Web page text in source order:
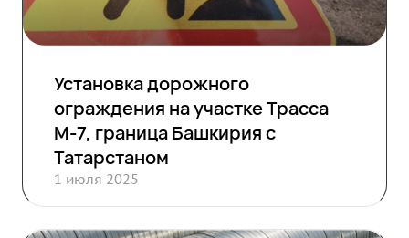
Установка дорожного
ограждения на участке Трасса
М-7, граница Башкирия с
Татарстаном
1 июля 2025